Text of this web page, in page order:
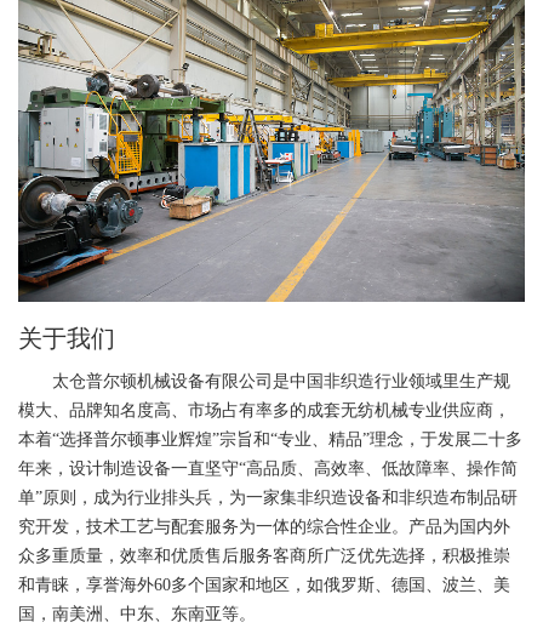
关于我们
太仓普尔顿机械设备有限公司是中国非织造行业领域里生产规
模大、品牌知名度高、市场占有率多的成套无纺机械专业供应商，
本着“选择普尔顿事业辉煌”宗旨和“专业、精品”理念，于发展二十多
年来，设计制造设备一直坚守“高品质、高效率、低故障率、操作简
单”原则，成为行业排头兵，为一家集非织造设备和非织造布制品研
究开发，技术工艺与配套服务为一体的综合性企业。产品为国内外
众多重质量，效率和优质售后服务客商所广泛优先选择，积极推崇
和青睐，享誉海外60多个国家和地区，如俄罗斯、德国、波兰、美
国，南美洲、中东、东南亚等。